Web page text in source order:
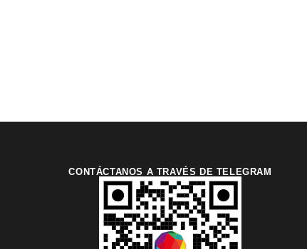
CONTÁCTANOS A TRAVÉS DE TELEGRAM